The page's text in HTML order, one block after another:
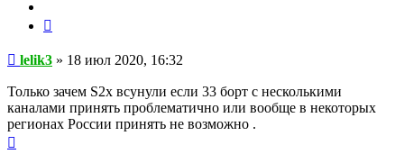
Сообщение
lelik3 » 18 июл 2020, 16:32
Только зачем S2x всунули если 33 борт с несколькими
каналами принять проблематично или вообще в некоторых
регионах России принять не возможно .